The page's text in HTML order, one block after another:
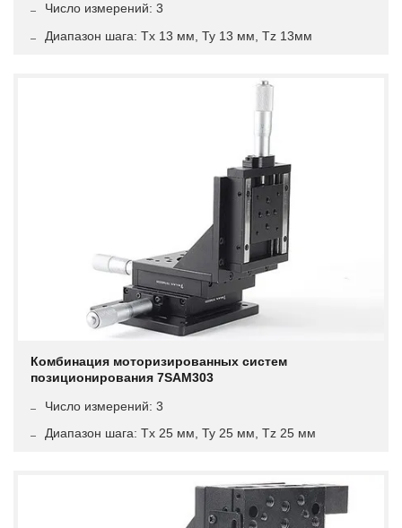
Число измерений: 3
Диапазон шага: Tx 13 мм, Ty 13 мм, Tz 13мм
Комбинация моторизированных систем
позиционирования 7SAM303
Число измерений: 3
Диапазон шага: Tx 25 мм, Ty 25 мм, Tz 25 мм